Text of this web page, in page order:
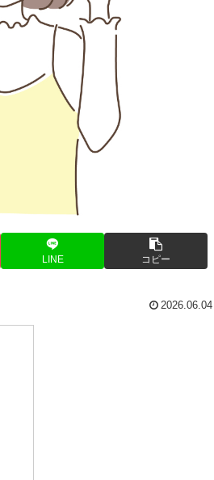
LINE コピー
2026.06.04